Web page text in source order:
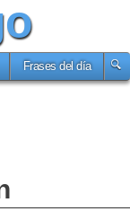
Frases del día